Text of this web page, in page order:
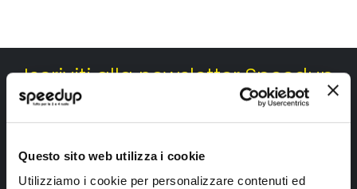
Questo sito web utilizza i cookie
Utilizziamo i cookie per personalizzare contenuti ed
Iscriviti alla newsletter Speedup
Ricevi subito uno sconto del 10% per il tuo primo acquisto online!